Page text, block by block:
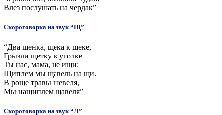
Влез послушать на чердак”
Скороговорка на звук “Щ”
“Два щенка, щека к щеке,
Грызли щетку в уголке.
Ты нас, мама, не ищи:
Щиплем мы щавель на щи.
В роще травы шевеля,
Мы нащиплем щавеля”
Скороговорка на звук “Л”